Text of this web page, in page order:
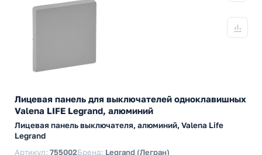
Лицевая панель для выключателей одноклавишных
Valena LIFE Legrand, алюминий
Лицевая панель выключателя, алюминий, Valena Life
Legrand
Артикул: 755002Бренд: Legrand (Легран)